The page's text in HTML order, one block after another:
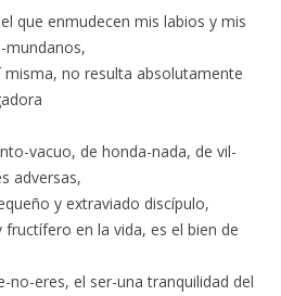
que enmudecen mis labios y mis
mundanos,
no resulta absolutamente
vacuo, de honda-nada, de vil-
adversas,
y extraviado discípulo,
en la vida, es el bien de
no-eres, el ser-una tranquilidad del